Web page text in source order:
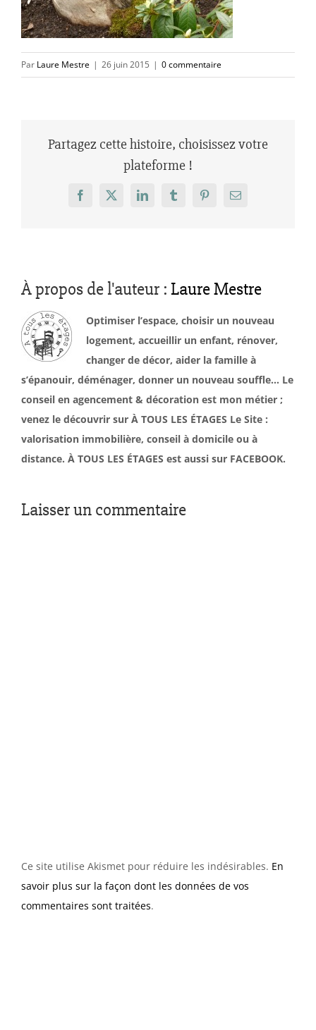
Par Laure Mestre | 26 juin 2015 | 0 commentaire
Partagez cette histoire, choisissez votre
plateforme !
Facebook
X LinkedInTumblrPinterestEmail
À propos de l'auteur : Laure Mestre
Optimiser l’espace, choisir un nouveau
logement, accueillir un enfant, rénover,
changer de décor, aider la famille à
s’épanouir, déménager, donner un nouveau souffle… Le
conseil en agencement & décoration est mon métier ;
venez le découvrir sur À TOUS LES ÉTAGES Le Site :
valorisation immobilière, conseil à domicile ou à
distance. À TOUS LES ÉTAGES est aussi sur FACEBOOK.
Laisser un commentaire
Ce site utilise Akismet pour réduire les indésirables. En
savoir plus sur la façon dont les données de vos
commentaires sont traitées.